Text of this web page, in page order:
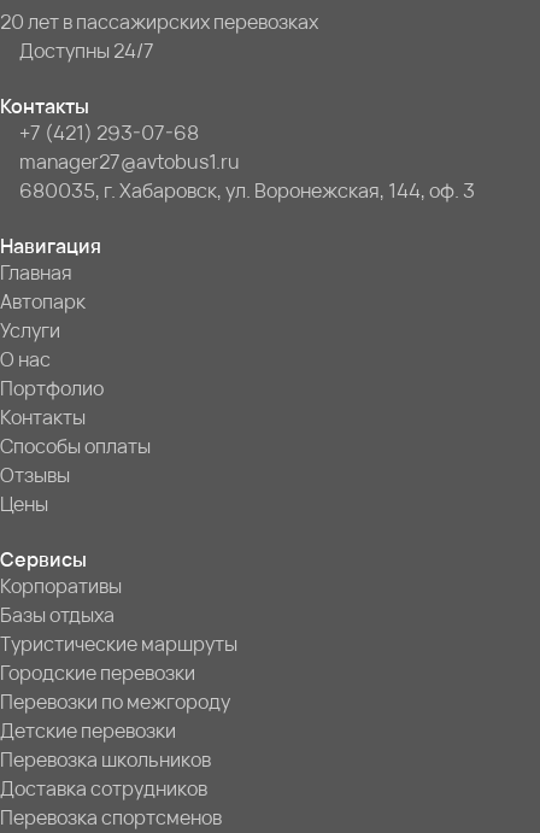
20 лет в пассажирских перевозках
Доступны 24/7
Контакты
+7 (421) 293-07-68
manager27@avtobus1.ru
680035, г. Хабаровск, ул. Воронежская, 144, оф. 3
Навигация
Главная
Автопарк
Услуги
О нас
Портфолио
Контакты
Способы оплаты
Отзывы
Цены
Сервисы
Корпоративы
Базы отдыха
Туристические маршруты
Городские перевозки
Перевозки по межгороду
Детские перевозки
Перевозка школьников
Доставка сотрудников
Перевозка спортсменов